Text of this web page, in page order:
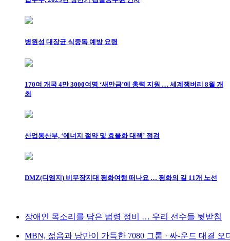
병원성 대장균 식중독 예방 요령
170여 개국 4만 3000여명 ‘새만금’에 총력 지원 … 세계잼버리 8월 개
최
산업통산부, ‘에너지 절약 및 효율화 대책’ 점검
DMZ(디엠지) 비무장지대 평화여행 떠나요 … 평화의 길 11개 노선
장애인 목소리를 담은 법령 정비 … 우리 선수들 뒷받침
MBN, 젊음과 낭만이 가득한 7080 그룹 · 싸-운드 대결 오